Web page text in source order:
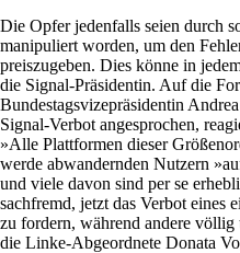
Die Opfer jedenfalls seien durch
manipuliert worden, um den
preiszugeben. Dies könne in
die Signal-Präsidentin. Auf die
Bundestagsvizepräsidentin
Signal-Verbot angesprochen,
»Alle Plattformen dieser
werde abwandernden Nutzern
und viele davon sind per se
sachfremd, jetzt das Verbot eines
zu fordern, während andere
die Linke-Abgeordnete Donata